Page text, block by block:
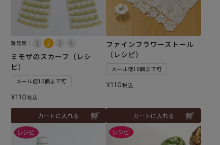
難易度：
ミモザのスカーフ（レシ
ピ）
メール便10個まで可
¥110税込
カートに入れる
ファインフラワーストール
（レシピ）
メール便10個まで可
¥110税込
カートに入れる